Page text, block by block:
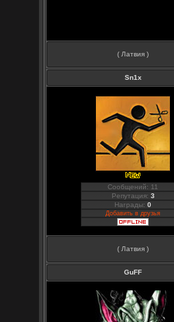
( Латвия )
Sn1x
Сообщений: 11
Репутация: 3
Награды:0
Добавить в друзья
( Латвия )
GuFF